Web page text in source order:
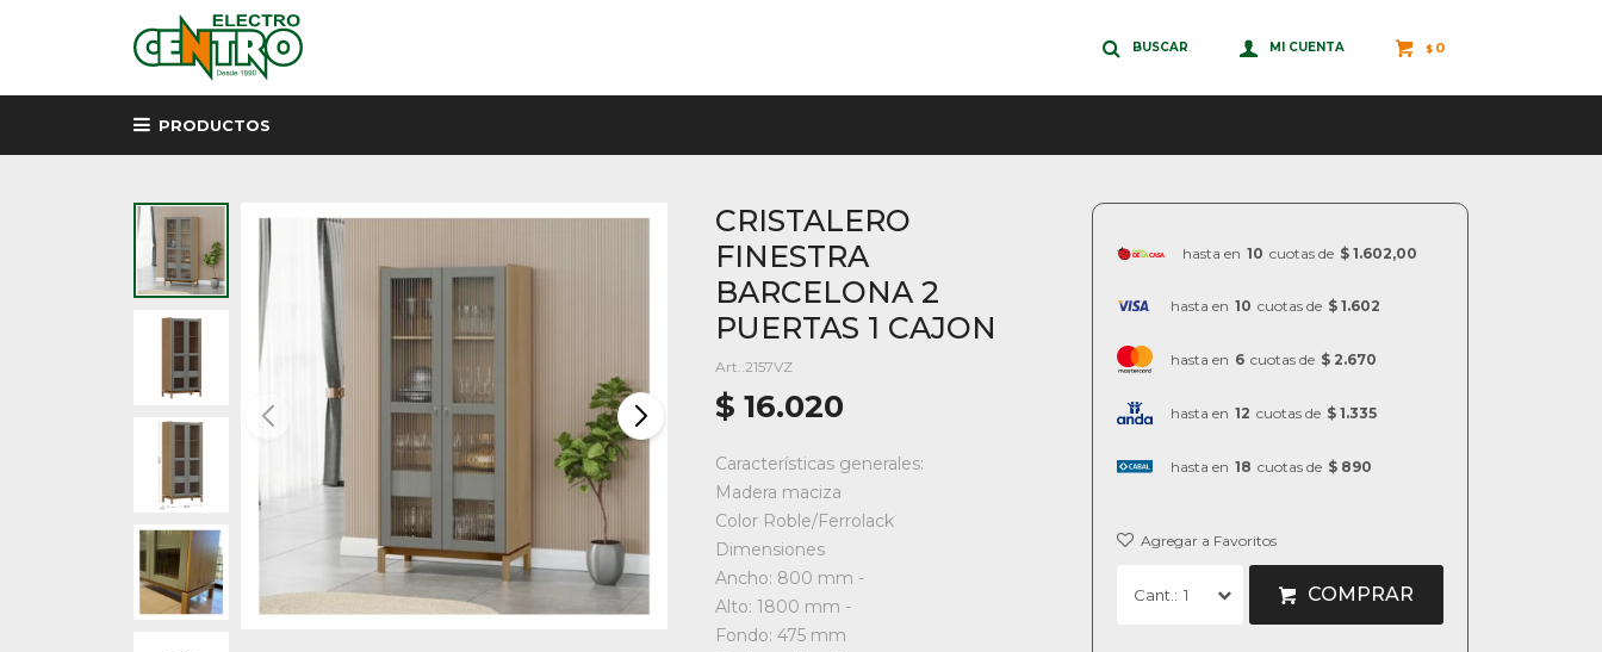
PRODUCTOS
$ 0
CRISTALERO
FINESTRA
BARCELONA 2
PUERTAS 1 CAJON
2157VZ
$ 16.020
Características generales:
Madera maciza
Color Roble/Ferrolack
Dimensiones
Ancho: 800 mm -
Alto: 1800 mm -
Fondo: 475 mm
hasta en 10 cuotas de $ 1.602,00
hasta en 10 cuotas de $ 1.602
hasta en 6 cuotas de $ 2.670
hasta en 12 cuotas de $ 1.335
hasta en 18 cuotas de $ 890
1 COMPRAR